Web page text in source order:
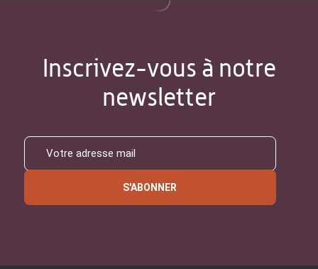
Inscrivez-vous à notre
newsletter
S'ABONNER